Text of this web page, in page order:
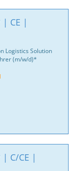
| CE |
Logistics Solution
(m/w/d)*
| C/CE |